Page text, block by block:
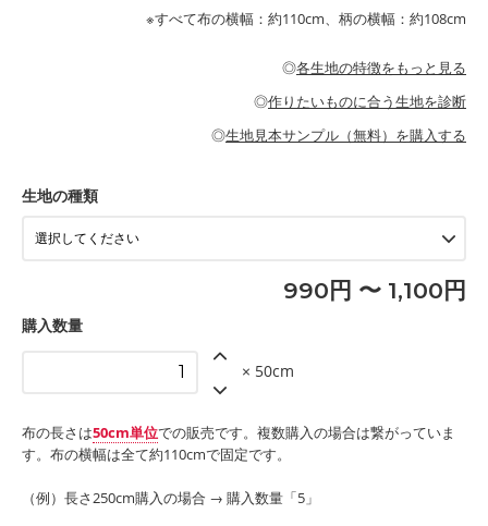
・布団カバーなどの寝具、カーテン
・ブラウス、チュニック、ワンピースなどの洋服
・パジャマなどの寝具
・ブラウス、シャツ、チュニックなどのトップス
綾織りの生地です。しっかりとした張りと厚みがありながらも柔
らかいのが特徴です。生地の厚みは中厚手です。1枚でも透け感
・カーテン、エプロン、テーブルクロスなどの暮らしのアイテム
・パンツ、タックスカートなどのボトムス
もっと詳しく見る
耐久性があります。トートバッグ・ポーチ・ペンケースなどの布
小物、インテリア用品に向いています。
・工作用エプロン
もっと詳しく見る
※すべて布の横幅：約110cm、柄の横幅：約108cm
◎各生地の特徴をもっと見る
◎作りたいものに合う生地を診断
◎生地見本サンプル（無料）を購入する
生地の種類
990円 〜 1,100円
購入数量
× 50cm
布の長さは50cm単位での販売です。複数購入の場合は繋がっていま
す。布の横幅は全て約110cmで固定です。
（例）長さ250cm購入の場合 → 購入数量「5」